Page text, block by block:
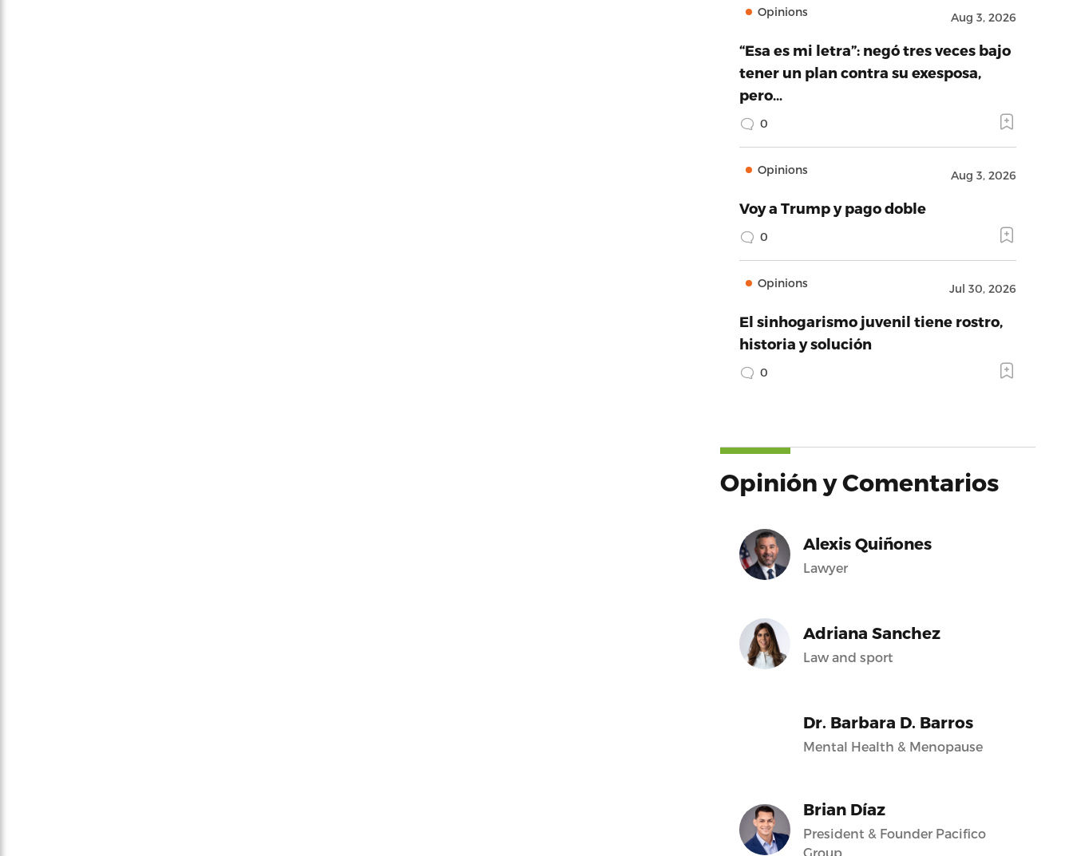
Opinions Aug 3, 2026
“Esa es mi letra”: negó tres veces bajo
tener un plan contra su exesposa,
pero…
0
Opinions Aug 3, 2026
Voy a Trump y pago doble
0
Opinions Jul 30, 2026
El sinhogarismo juvenil tiene rostro,
historia y solución
0
Opinión y Comentarios
Alexis Quiñones
Lawyer
Adriana Sanchez
Law and sport
Dr. Barbara D. Barros
Mental Health & Menopause
Brian Díaz
President & Founder Pacifico
Group